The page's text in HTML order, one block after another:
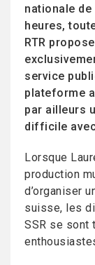
nationale
heures,
RTR
service
plateforme
par ailleurs
difficile
Lorsque
production
d’organiser
suisse, les
SSR se sont